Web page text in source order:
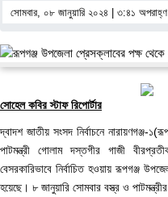
সোমবার, ০৮ জানুয়ারি ২০২৪ | ৩:৪১ অপরাহ্ণ
সোহেল কবির স্টাফ রিপোর্টার
দ্বাদশ জাতীয় সংসদ নির্বাচনে নারায়ণগঞ্জ-
পাটমন্ত্রী গোলাম দস্তগীর গাজী
বেসরকারিভাবে নির্বাচিত হওয়ায় রূপগঞ্জ
হয়েছে। ৮ জানুয়ারি সোমবার বস্ত্র ও